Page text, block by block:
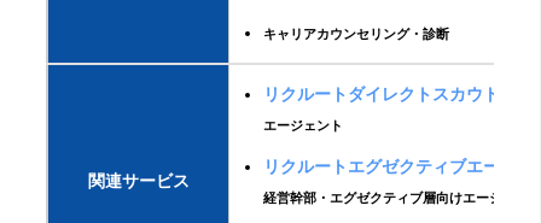
キャリアカウンセリング・診断
関連サービス
リクルートダイレクトスカウト
エージェント
リクルートエグゼクティブエージェ
経営幹部・エグゼクティブ層向けエージェン